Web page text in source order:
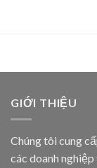
GIỚI THIỆU
Chúng tôi cung
các doanh